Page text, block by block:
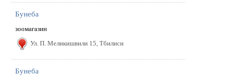
Бунеба
зоомагазин
Ул. П. Меликишвили 15, Тбилиси
Бунеба